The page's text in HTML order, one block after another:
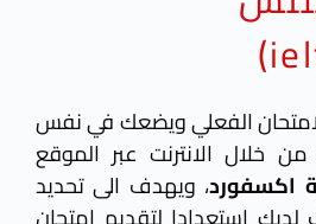
الفعليويضعك في نفس
خلال الانترنت عبر الموقع
اكسفورد، ويهدف الى تحديد